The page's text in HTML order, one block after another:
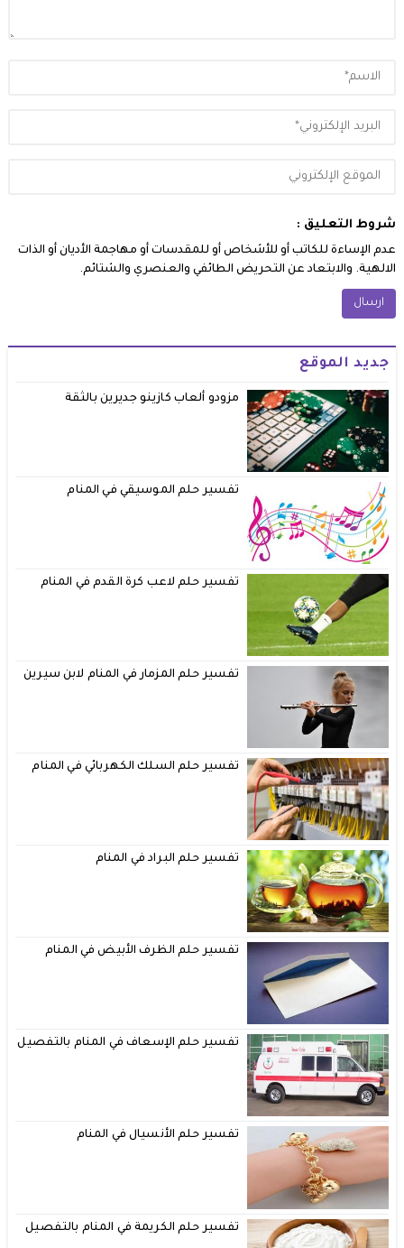
شروط التعليق :
عدم الإساءة للكاتب أو للأشخاص أو للمقدسات أو مهاجمة الأديان أو الذات
الالهية. والابتعاد عن التحريض الطائفي والعنصري والشتائم.
جديد الموقع
مزودو ألعاب كازينو جديرين بالثقة
تفسير حلم الموسيقي في المنام
تفسير حلم لاعب كرة القدم في المنام
تفسير حلم المزمار في المنام لابن سيرين
تفسير حلم السلك الكهربائي في المنام
تفسير حلم البراد في المنام
تفسير حلم الظرف الأبيض في المنام
تفسير حلم الإسعاف في المنام بالتفصيل
تفسير حلم الأنسيال في المنام
تفسير حلم الكريمة في المنام بالتفصيل